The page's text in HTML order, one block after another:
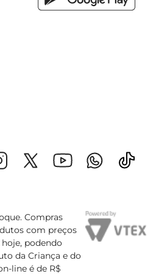
Compras
com preços
podendo
da Criança e do
line é de R$